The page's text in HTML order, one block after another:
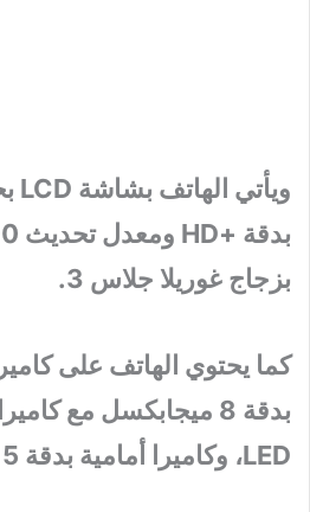
بزجاج غوريلا جلاس 3.
كما يحتوي الهاتف على
بدقة 8 ميجابكسل مع
LED، وكاميرا أمامية بدقة 5 ميجابكسل.